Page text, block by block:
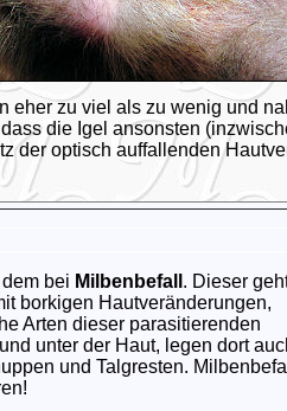
eher zu viel als zu wenig und
die Igel ansonsten
der optisch auffallenden
bei Milbenbefall . Dieser
borkigen Hautveränderungen,
Arten dieser parasitierenden
unter der Haut, legen dort
und Talgresten. Milbenbefall